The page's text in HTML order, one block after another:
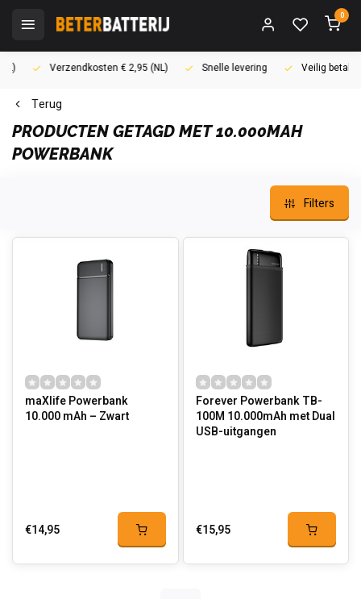
0
Verzendkosten € 2,95 (NL) Snelle levering Veilig betalen
Terug
PRODUCTEN GETAGD MET 10.000MAH
POWERBANK
Filters
maXlife Powerbank
10.000 mAh – Zwart
€14,95
Forever Powerbank TB-
100M 10.000mAh met Dual
USB-uitgangen
€15,95